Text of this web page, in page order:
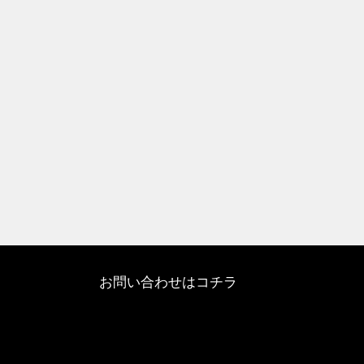
お問い合わせはコチラ